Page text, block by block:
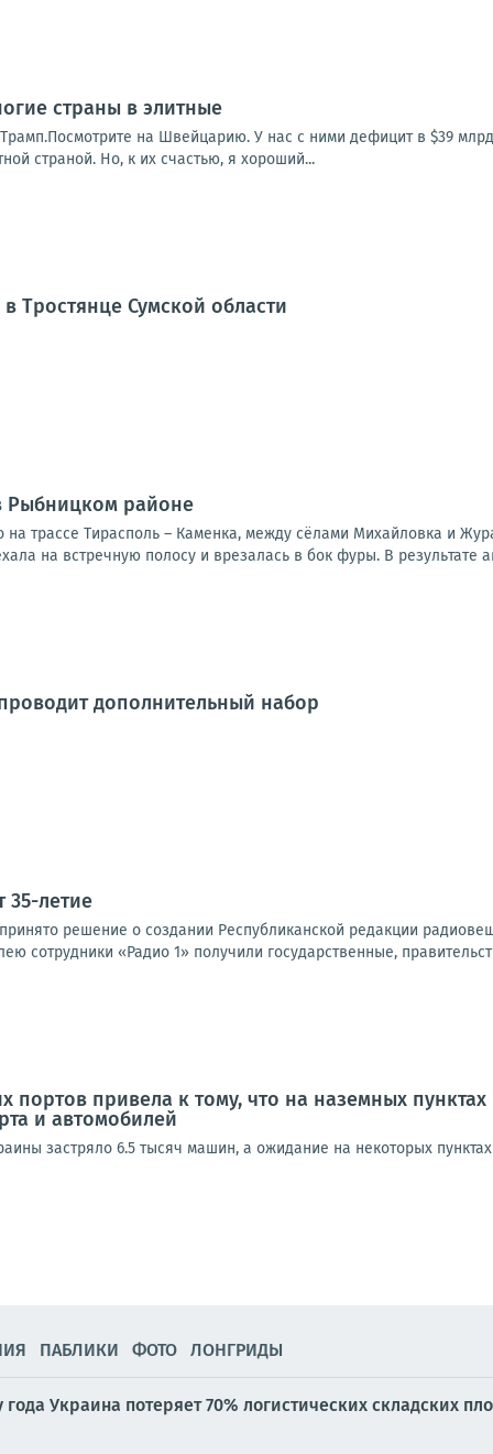
страны в элитные
на Швейцарию. У нас с ними дефицит в $39
страной. Но, к их счастью, я хороший...
Тростянце Сумской области
Рыбницком районе
на трассе Тирасполь – Каменка, между сёлами Михайловка и
на встречную полосу и врезалась в бок фуры. В результате
дополнительный набор
35-летие
принято решение о создании Республиканской редакции
сотрудники «Радио 1» получили государственные,
портов привела к тому, что на наземных
и автомобилей
застряло 6.5 тысяч машин, а ожидание на некоторых пунктах
ПАБЛИКИ ФОТО ЛОНГРИДЫ
Украина потеряет 70% логистических складских